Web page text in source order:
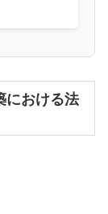
における法